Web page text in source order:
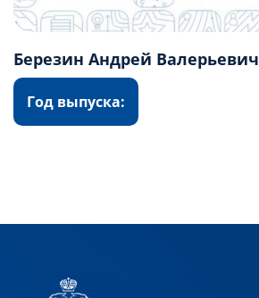
Березин Андрей Валерьевич
Год выпуска: